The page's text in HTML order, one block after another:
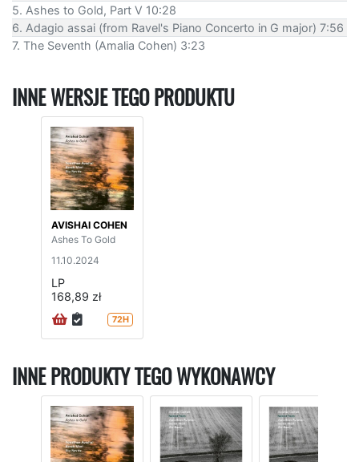
5. Ashes to Gold, Part V 10:28
6. Adagio assai (from Ravel's Piano Concerto in G major) 7:56
7. The Seventh (Amalia Cohen) 3:23
INNE WERSJE TEGO PRODUKTU
AVISHAI COHEN
Ashes To Gold
11.10.2024
LP
168,89 zł
72H
INNE PRODUKTY TEGO WYKONAWCY